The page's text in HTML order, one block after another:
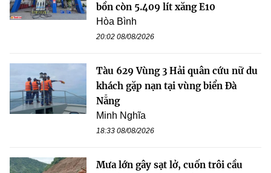
bồn còn 5.409 lít xăng E10
Hòa Bình
20:02 08/08/2026
Tàu 629 Vùng 3 Hải quân cứu nữ du
khách gặp nạn tại vùng biển Đà
Nẵng
Minh Nghĩa
18:33 08/08/2026
Mưa lớn gây sạt lở, cuốn trôi cầu